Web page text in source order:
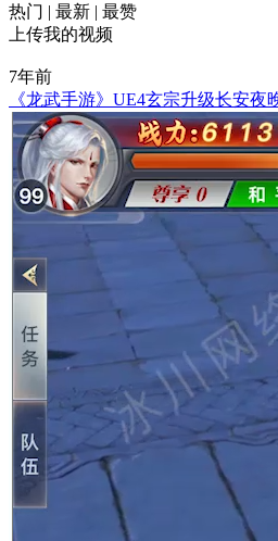
热门 | 最新 | 最赞
上传我的视频
7年前
《龙武手游》UE4玄宗升级长安夜